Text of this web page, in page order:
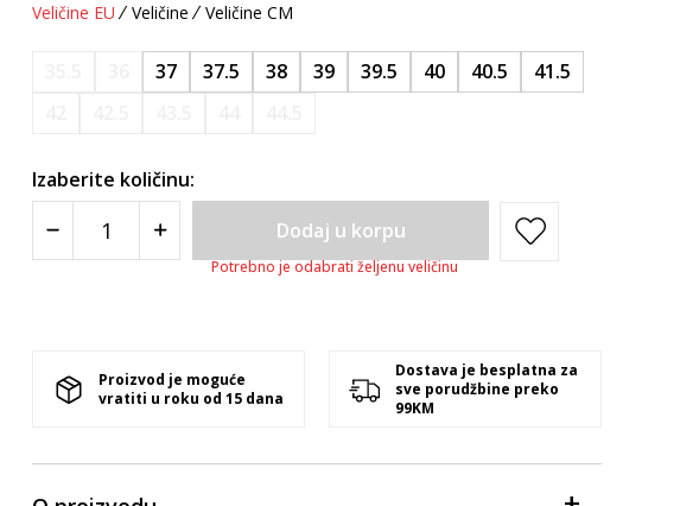
Veličine EU Veličine Veličine CM
37 37.5 38 39 39.5 40 40.5
41.5
Izaberite količinu:
Dodaj u korpu
Potrebno je odabrati željenu veličinu
Proizvod je moguće
vratiti u roku od 15 dana
Dostava je besplatna za
sve porudžbine preko
99KM